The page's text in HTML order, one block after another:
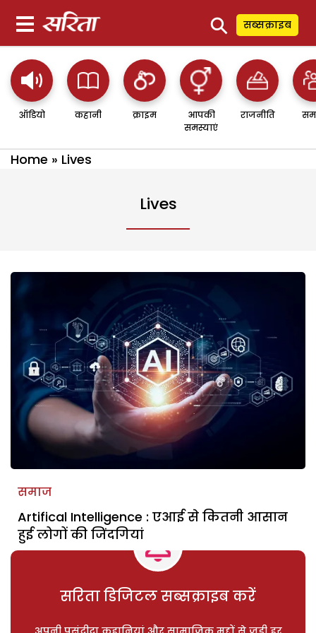
⚲ सब्सक्राइब
ऑडियो कहानी क्राइम
आपकी
समस्याएं
राजनीति
Home » Lives
Lives
समाज
Artifical Intelligence : एआई से कितनी आसान
हुई लोगों की जिंदगियां
सरिता डिजिटल सब्सक्राइब करें